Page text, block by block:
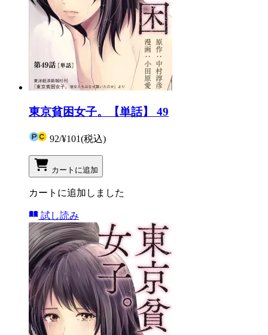
東京貧困女子。【単話】 49
92/¥101(税込)
カートに追加
カートに追加しました
試し読み